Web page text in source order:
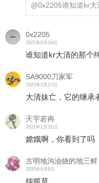
@0x2205谁知道kr大
0x2205
2021年8月24日
谁知道kr大清的那个
SA9000刀家军
2021年2月17日
大清妹亡，它的继承
天宇若冉
2021年1月31日
嫦娥啊，你看到了吗
古明地沟油烧的地三鲜
2020年6月8日
纯狐草